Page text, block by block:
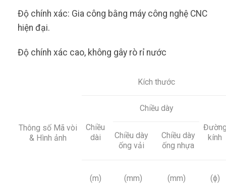
Độ chính xác: Gia công bằng máy công nghệ CNC
hiện đại.
Độ chính xác cao, không gây rò rỉ nước
Thông số Mã vòi
& Hình ảnh
Kích thước
Chiều
dài
Chiều dày
kính
Chiều dày
ống vải
Chiều dày
ống nhựa
(m) (mm) (mm) (ɸ)